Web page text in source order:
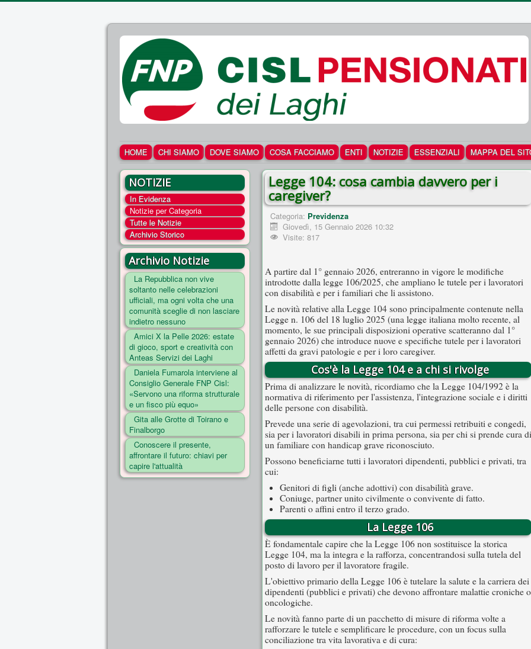
HOME CHI SIAMO DOVE SIAMO COSA FACCIAMO ENTI NOTIZIE ESSENZIALI MAPPA DEL
NOTIZIE
In Evidenza
Notizie per Categoria
Tutte le Notizie
Archivio Storico
Archivio Notizie
La Repubblica non vive
soltanto nelle celebrazioni
ufficiali, ma ogni volta che una
comunità sceglie di non lasciare
indietro nessuno
Amici X la Pelle 2026: estate
di gioco, sport e creatività con
Anteas Servizi dei Laghi
Daniela Fumarola interviene al
Consiglio Generale FNP Cisl:
«Servono una riforma strutturale
e un fisco più equo»
Gita alle Grotte di Toirano e
Finalborgo
Conoscere il presente,
affrontare il futuro: chiavi per
capire l'attualità
Legge 104: cosa cambia davvero per i
caregiver?
Categoria: Previdenza
Giovedì, 15 Gennaio 2026 10:32
Visite: 817
A partire dal 1° gennaio 2026, entreranno in vigore le modifiche
introdotte dalla legge 106/2025, che ampliano le tutele per i lavoratori
con disabilità e per i familiari che li assistono.
Le novità relative alla Legge 104 sono principalmente contenute nella
Legge n. 106 del 18 luglio 2025 (una legge italiana molto recente, al
momento, le sue principali disposizioni operative scatteranno dal 1°
gennaio 2026) che introduce nuove e specifiche tutele per i lavoratori
affetti da gravi patologie e per i loro caregiver.
Cos'è la Legge 104 e a chi si rivolge
Prima di analizzare le novità, ricordiamo che la Legge 104/1992 è la
normativa di riferimento per l'assistenza, l'integrazione sociale e i diritti
delle persone con disabilità.
Prevede una serie di agevolazioni, tra cui permessi retribuiti e congedi,
sia per i lavoratori disabili in prima persona, sia per chi si prende cura di
un familiare con handicap grave riconosciuto.
Possono beneficiarne tutti i lavoratori dipendenti, pubblici e privati, tra
cui:
Genitori di figli (anche adottivi) con disabilità grave.
Coniuge, partner unito civilmente o convivente di fatto.
Parenti o affini entro il terzo grado.
La Legge 106
È fondamentale capire che la Legge 106 non sostituisce la storica
Legge 104, ma la integra e la rafforza, concentrandosi sulla tutela del
posto di lavoro per il lavoratore fragile.
L'obiettivo primario della Legge 106 è tutelare la salute e la carriera dei
dipendenti (pubblici e privati) che devono affrontare malattie croniche o
oncologiche.
Le novità fanno parte di un pacchetto di misure di riforma volte a
rafforzare le tutele e semplificare le procedure, con un focus sulla
conciliazione tra vita lavorativa e di cura: